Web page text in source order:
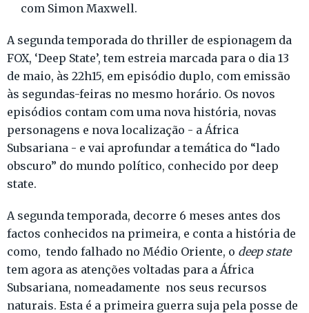
com Simon Maxwell.
A segunda temporada do thriller de espionagem da
FOX, ‘Deep State’, tem estreia marcada para o dia 13
de maio, às 22h15, em episódio duplo, com emissão
às segundas-feiras no mesmo horário. Os novos
episódios contam com uma nova história, novas
personagens e nova localização - a África
Subsariana - e vai aprofundar a temática do “lado
obscuro” do mundo político, conhecido por deep
state.
A segunda temporada, decorre 6 meses antes dos
factos conhecidos na primeira, e conta a história de
como, tendo falhado no Médio Oriente, o deep state
tem agora as atenções voltadas para a África
Subsariana, nomeadamente nos seus recursos
naturais. Esta é a primeira guerra suja pela posse de